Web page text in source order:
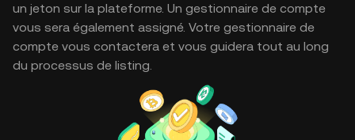
un jeton sur la plateforme. Un gestionnaire de compte
vous sera également assigné. Votre gestionnaire de
compte vous contactera et vous guidera tout au long
du processus de listing.